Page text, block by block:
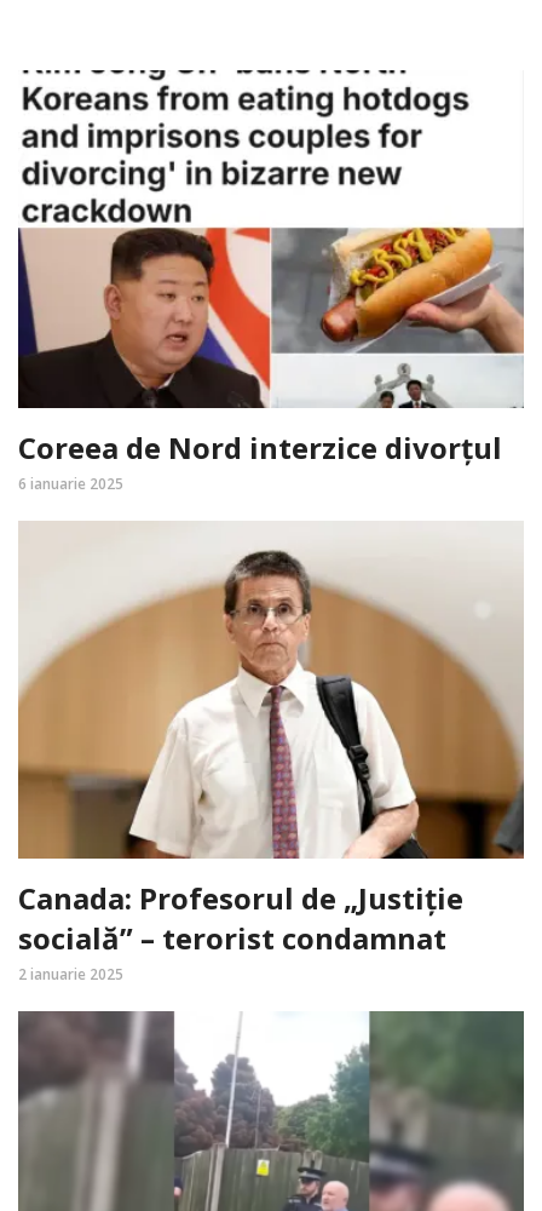
Coreea de Nord interzice divorțul
6 ianuarie 2025
Canada: Profesorul de „Justiție
socială” – terorist condamnat
2 ianuarie 2025